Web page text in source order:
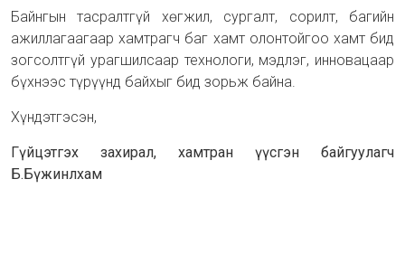
Байнгын тасралтгүй хөгжил, сургалт, сорилт, багийн
ажиллагаагаар хамтрагч баг хамт олонтойгоо хамт бид
зогсолтгүй урагшилсаар технологи, мэдлэг, инновацаар
бүхнээс түрүүнд байхыг бид зорьж байна.
Хүндэтгэсэн,
Гүйцэтгэх захирал, хамтран үүсгэн байгуулагч
Б.Бүжинлхам